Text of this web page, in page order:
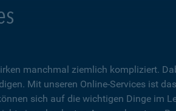
manchmal ziemlich kompliziert.
Mit unseren Online-Services ist
sich auf die wichtigen Dinge im